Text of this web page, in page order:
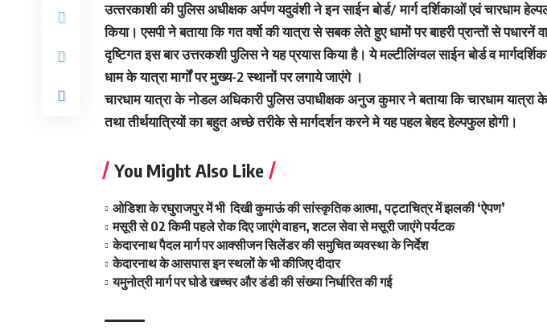
उत्‍तरकाशी की पुलिस अधीक्षक अर्पण यदुवंशी ने इन साईन बोर्ड/ मार्ग दर्शिकाओं एवं चारधाम
किया। एसपी ने बताया कि गत वर्षो की यात्रा से सबक लेते हुए धामों पर बाहरी प्रान्तों से पधारनें
दृष्टिगत इस बार उत्तरकशी पुलिस ने यह प्रयास किया है। ये मल्टीलिंग्वल साईन बोर्ड व
धाम के यात्रा मार्गों पर मुख्य-2 स्थानों पर लगाये जाएंगे ।
चारधाम यात्रा के नोडल अधिकारी पुलिस उपाधीक्षक अनुज कुमार ने बताया कि चारधाम
तथा तीर्थयात्रियों का बहुत अच्छे तरीके से मार्गदर्शन करने मे यह पहल बेहद हेल्पफुल होगी।
You Might Also Like
ओडिशा के रघुराजपुर में भी दिखी कुमाऊं की सांस्कृतिक आत्मा, पट्टाचित्र में झलकी ‘ऐपण’
मसूरी से 02 किमी पहले रोक दिए जाएंगे वाहन, शटल सेवा से मसूरी जाएंगे पर्यटक
केदारनाथ पैदल मार्ग पर आक्सीजन सिलेंडर की समुचित व्यवस्था के निर्देश
केदारनाथ के आसपास इन स्‍थलों के भी कीजिए दीदार
यमुनोत्री मार्ग पर घोडे खच्‍चर और डंडी की संख्‍या निर्धारित की गई